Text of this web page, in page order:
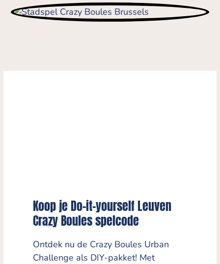
Koop je Do-it-yourself Leuven
Crazy Boules spelcode
Ontdek nu de Crazy Boules Urban
Challenge als DIY-pakket! Met